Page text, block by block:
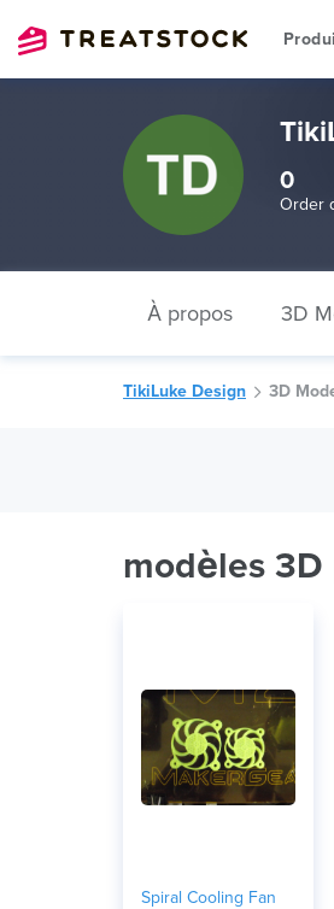
0
Order
À propos 3D
TikiLuke Design 3D
modèles 3D
Spiral Cooling Fan